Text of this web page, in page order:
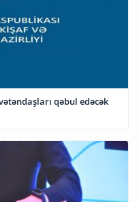
qəbul edəcək